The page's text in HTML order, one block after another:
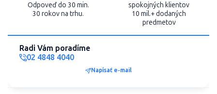
Odpoveď do 30 min.
30 rokov na trhu.
spokojných klientov
10 mil.+ dodaných
predmetov
Radi Vám poradíme
02 4848 4040
Napísať e-mail